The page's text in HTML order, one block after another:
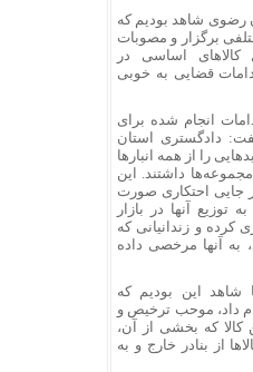
رضوی شاهد بودیم که
برگزار و مصوبات
اساسی در
قضایی به خوبی
انجام شده برای
دادگستری استان
را از همه انبار‌ها
داشتند. این
جایی احتکاری صورت
توزیع آنها در بازار
کرده و زندانیانی که
به آنها مرخصی داده
شاهد این بودیم که
داد، موحب ترخیص و
که بخشی‌ از آن،
از بنادر خارج و به